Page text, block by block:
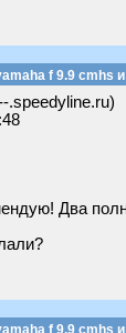
f 9.9 cmhs
.speedyline.ru)
Два
f 9.9 cmhs